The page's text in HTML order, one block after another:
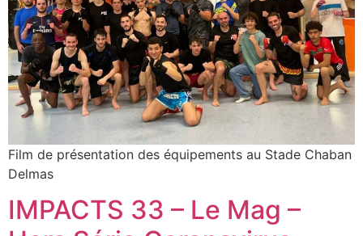
Film de présentation des équipements au Stade Chaban
Delmas
IMPACTS 33 – Le Mag –